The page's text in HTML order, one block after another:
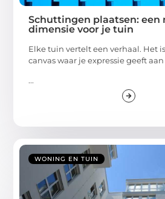
Schuttingen plaatsen: een
dimensie voor je tuin
Elke tuin vertelt een verhaal. Het
canvas waar je expressie geeft aan
...
WONING EN TUIN